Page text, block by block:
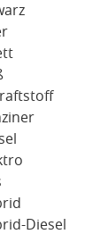
Diesel